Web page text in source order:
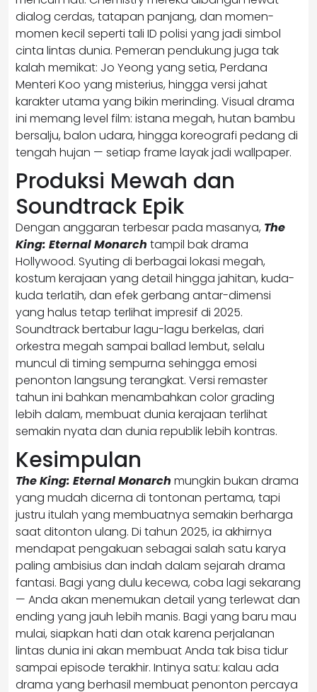
dialog cerdas, tatapan panjang, dan momen-
momen kecil seperti tali ID polisi yang jadi simbol
cinta lintas dunia. Pemeran pendukung juga tak
kalah memikat: Jo Yeong yang setia, Perdana
Menteri Koo yang misterius, hingga versi jahat
karakter utama yang bikin merinding. Visual drama
ini memang level film: istana megah, hutan bambu
bersalju, balon udara, hingga koreografi pedang di
tengah hujan — setiap frame layak jadi wallpaper.
Produksi Mewah dan
Soundtrack Epik
Dengan anggaran terbesar pada masanya, The
King: Eternal Monarch tampil bak drama
Hollywood. Syuting di berbagai lokasi megah,
kostum kerajaan yang detail hingga jahitan, kuda-
kuda terlatih, dan efek gerbang antar-dimensi
yang halus tetap terlihat impresif di 2025.
Soundtrack bertabur lagu-lagu berkelas, dari
orkestra megah sampai ballad lembut, selalu
muncul di timing sempurna sehingga emosi
penonton langsung terangkat. Versi remaster
tahun ini bahkan menambahkan color grading
lebih dalam, membuat dunia kerajaan terlihat
semakin nyata dan dunia republik lebih kontras.
Kesimpulan
The King: Eternal Monarch mungkin bukan drama
yang mudah dicerna di tontonan pertama, tapi
justru itulah yang membuatnya semakin berharga
saat ditonton ulang. Di tahun 2025, ia akhirnya
mendapat pengakuan sebagai salah satu karya
paling ambisius dan indah dalam sejarah drama
fantasi. Bagi yang dulu kecewa, coba lagi sekarang
— Anda akan menemukan detail yang terlewat dan
ending yang jauh lebih manis. Bagi yang baru mau
mulai, siapkan hati dan otak karena perjalanan
lintas dunia ini akan membuat Anda tak bisa tidur
sampai episode terakhir. Intinya satu: kalau ada
drama yang berhasil membuat penonton percaya